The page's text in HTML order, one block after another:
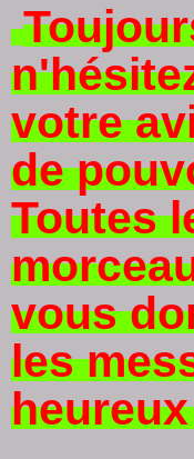
votre
de
Toutes
vous
les